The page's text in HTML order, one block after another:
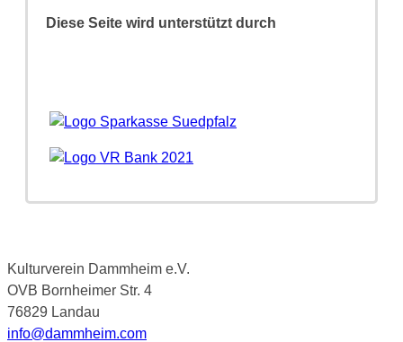
Diese Seite wird unterstützt durch
Kulturverein Dammheim e.V.
OVB Bornheimer Str. 4
76829 Landau
info@dammheim.com